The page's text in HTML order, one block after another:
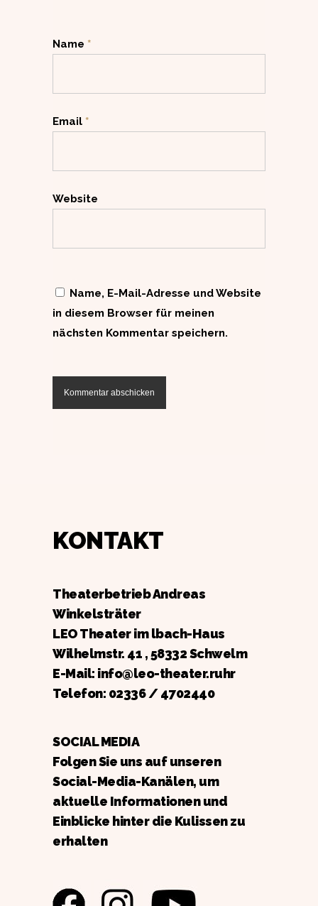
Name *
Email *
Website
Name, E-Mail-Adresse und Website
in diesem Browser für meinen
nächsten Kommentar speichern.
KONTAKT
Theaterbetrieb Andreas
Winkelsträter
LEO Theater im lbach-Haus
Wilhelmstr. 41 , 58332 Schwelm
E-Mail: info@leo-theater.ruhr
Telefon: 02336 / 4702440
SOCIAL MEDIA
Folgen Sie uns auf unseren
Social-Media-Kanälen, um
aktuelle Informationen und
Einblicke hinter die Kulissen zu
erhalten